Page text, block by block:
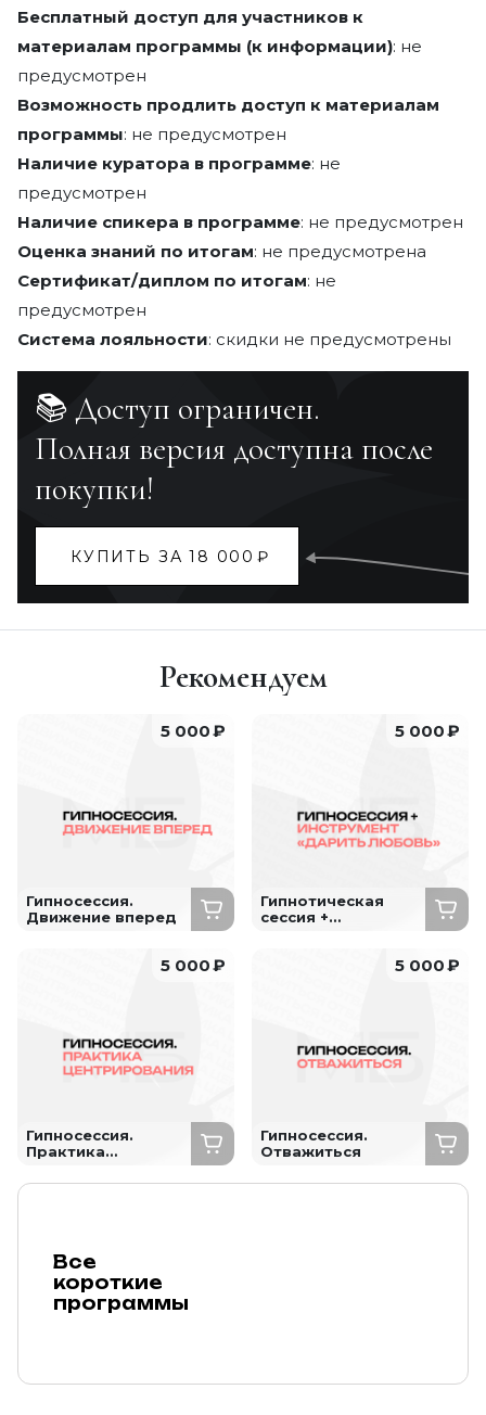
Бесплатный доступ для участников к
материалам программы (к информации): не
предусмотрен
Возможность продлить доступ к материалам
программы: не предусмотрен
Наличие куратора в программе: не
предусмотрен
Наличие спикера в программе: не предусмотрен
Оценка знаний по итогам: не предусмотрена
Сертификат/диплом по итогам: не
предусмотрен
Система лояльности: скидки не предусмотрены
📚 Доступ ограничен.
Полная версия доступна после
покупки!
КУПИТЬ ЗА 18 000 ₽
Рекомендуем
Гипносессия.
Движение вперед
5 000₽
Гипнотическая
сессия +
5 000₽
Гипносессия.
Практика
5 000₽
Гипносессия.
Отважиться
5 000₽
Все
короткие
программы